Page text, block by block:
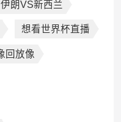
伊朗VS新西兰
想看世界杯直播
回放像